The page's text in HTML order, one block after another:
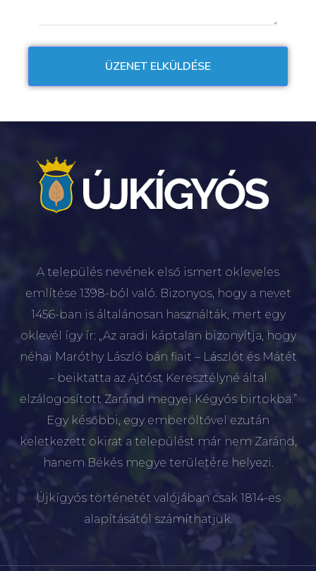
A település nevének első ismert okleveles
említése 1398-ból való. Bizonyos, hogy a nevet
1456-ban is általánosan használták, mert egy
oklevél így ír: „Az aradi káptalan bizonyítja, hogy
néhai Maróthy László bán fiait – Lászlót és Mátét
– beiktatta az Ajtóst Keresztélyné által
elzálogosított Zaránd megyei Kégyós birtokba.”
Egy későbbi, egy emberöltővel ezután
keletkezett okirat a települést már nem Zaránd,
hanem Békés megye területére helyezi.
Újkígyós történetét valójában csak 1814-es
alapításától számíthatjuk.